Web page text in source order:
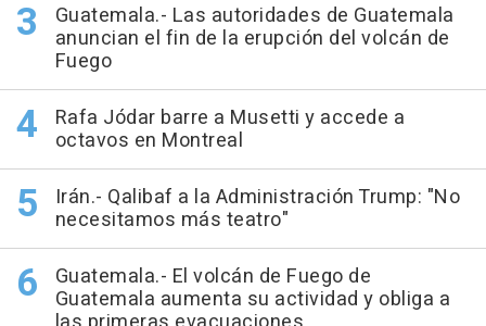
Guatemala.- Las autoridades de Guatemala
anuncian el fin de la erupción del volcán de
Fuego
Rafa Jódar barre a Musetti y accede a
octavos en Montreal
Irán.- Qalibaf a la Administración Trump: "No
necesitamos más teatro"
Guatemala.- El volcán de Fuego de
Guatemala aumenta su actividad y obliga a